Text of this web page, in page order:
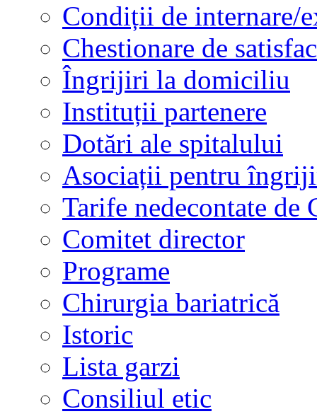
Condiții de internare/
Chestionare de
Îngrijiri la domiciliu
Instituții partenere
Dotări ale spitalului
Asociații pentru
Tarife nedecontate de
Comitet director
Programe
Chirurgia bariatrică
Istoric
Lista garzi
Consiliul etic